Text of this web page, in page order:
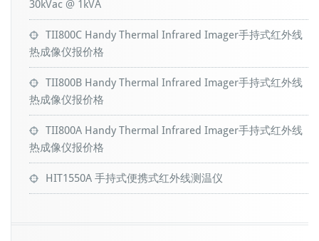
30kVac @ 1kVA
TII800C Handy Thermal Infrared Imager手持式红外线
热成像仪报价格
TII800B Handy Thermal Infrared Imager手持式红外线
热成像仪报价格
TII800A Handy Thermal Infrared Imager手持式红外线
热成像仪报价格
HIT1550A 手持式便携式红外线测温仪